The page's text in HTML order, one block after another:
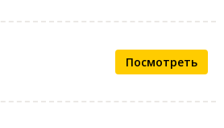
Посмотреть